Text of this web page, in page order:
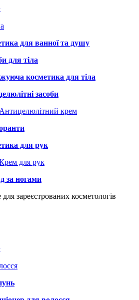
для ванної та душу
для тіла
косметика для тіла
засоби
Антицелюлітний крем
для рук
для рук
за ногами
зареєстрованих косметологів